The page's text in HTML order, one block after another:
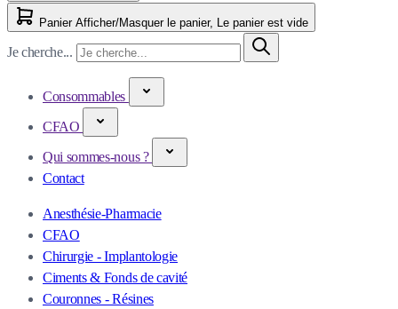
Panier Afficher/Masquer le panier, Le panier est vide
Je cherche...
Consommables
CFAO
Qui sommes-nous ?
Contact
Anesthésie-Pharmacie
CFAO
Chirurgie - Implantologie
Ciments & Fonds de cavité
Couronnes - Résines